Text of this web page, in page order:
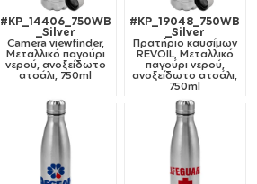
#KP_14406_750WB
_Silver
Camera viewfinder,
Μεταλλικό παγούρι
νερού, ανοξείδωτο
ατσάλι, 750ml
#KP_19048_750WB
_Silver
Πρατήριο καυσίμων
REVOIL, Μεταλλικό
παγούρι νερού,
ανοξείδωτο ατσάλι,
750ml